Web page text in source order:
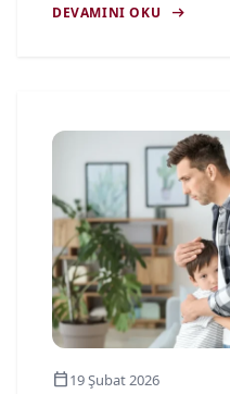
DEVAMINI OKU arrow_right_alt
calendar_today19 Şubat 2026